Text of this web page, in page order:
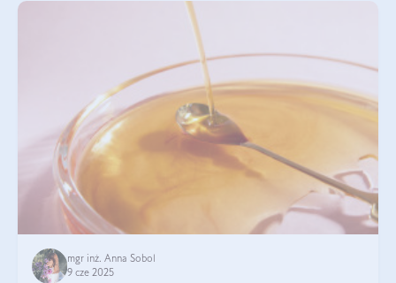
mgr inż. Anna Sobol
9 cze 2025